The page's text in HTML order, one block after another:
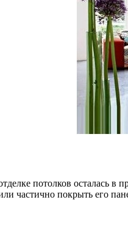
потолков осталась в
частично покрыть его